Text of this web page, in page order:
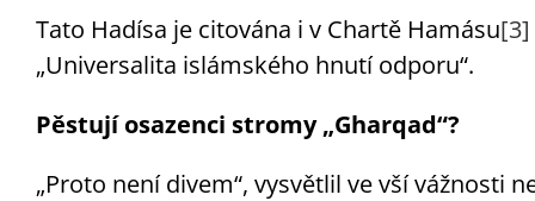
Tato Hadísa je citována i v Chartě Hamásu[3]
„Universalita islámského hnutí odporu“.
Pěstují osazenci stromy „Gharqad“?
„Proto není divem“, vysvětlil ve vší vážnosti